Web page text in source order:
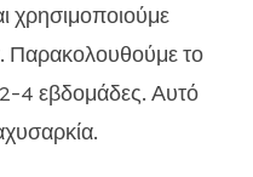
χρησιμοποιούμε
Παρακολουθούμε το
4 εβδομάδες. Αυτό